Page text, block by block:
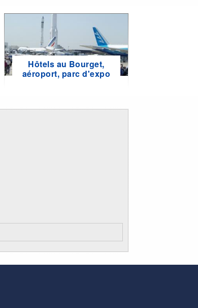
Hôtels au Bourget,
aéroport, parc d'expo